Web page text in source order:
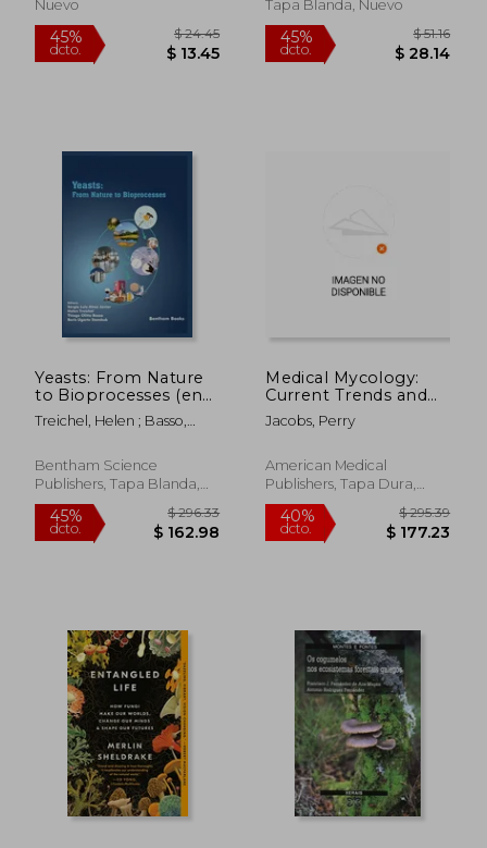
40%
dcto.
45%
dcto. $ 23.68
45%
dcto.
Nuevo
Tapa Blanda, Nuevo
Yeasts: From Nature
to Bioprocesses (en
Inglés)
Treichel, Helen ; Basso,
Boris Ugarte
Bentham Science
Publishers, Tapa Blanda,
Nuevo
Medical Mycology:
Current Trends and
Future Prospects (en
Inglés)
Jacobs, Perry
American Medical
Publishers, Tapa Dura,
Nuevo